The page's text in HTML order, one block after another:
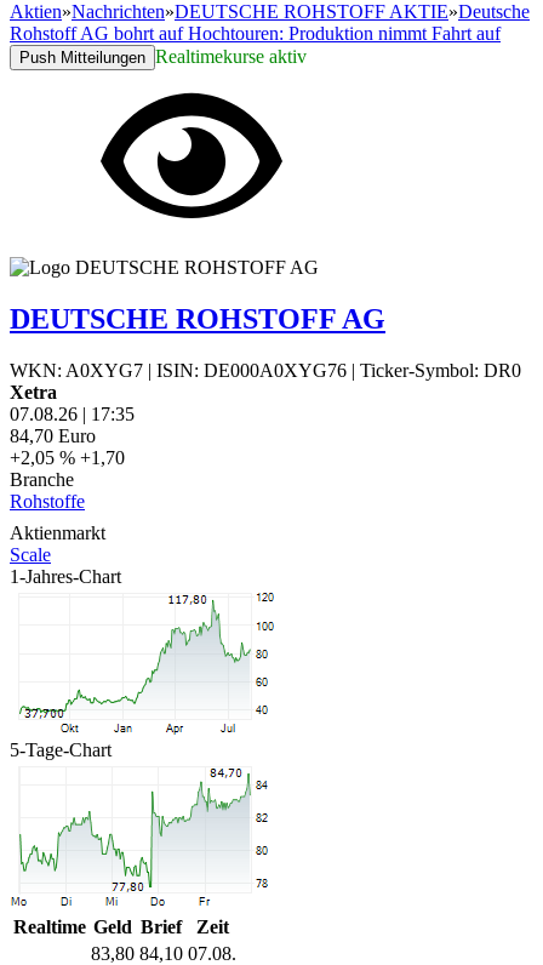
Aktien»Nachrichten»DEUTSCHE ROHSTOFF AKTIE»Deutsche
Rohstoff AG bohrt auf Hochtouren: Produktion nimmt Fahrt auf
Push Mitteilungen Realtimekurse aktiv
DEUTSCHE ROHSTOFF AG
WKN: A0XYG7 | ISIN: DE000A0XYG76 | Ticker-Symbol: DR0
Xetra
07.08.26 | 17:35
84,70 Euro
+2,05 % +1,70
Branche
Rohstoffe
Aktienmarkt
Scale
1-Jahres-Chart
5-Tage-Chart
Realtime Geld Brief
Zeit
83,80 84,10 07.08.